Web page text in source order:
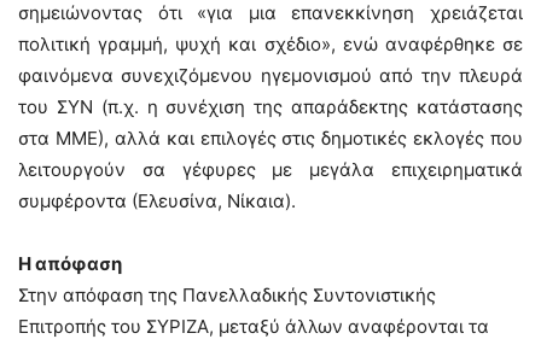
σημειώνοντας ότι «για μια επανεκκίνηση χρειάζεται
πολιτική γραμμή, ψυχή και σχέδιο», ενώ αναφέρθηκε σε
φαινόμενα συνεχιζόμενου ηγεμονισμού από την πλευρά
του ΣΥΝ (π.χ. η συνέχιση της απαράδεκτης κατάστασης
στα ΜΜΕ), αλλά και επιλογές στις δημοτικές εκλογές που
λειτουργούν σα γέφυρες με μεγάλα επιχειρηματικά
συμφέροντα (Ελευσίνα, Νίκαια).
Η απόφαση
Στην απόφαση της Πανελλαδικής Συντονιστικής
Επιτροπής του ΣΥΡΙΖΑ, μεταξύ άλλων αναφέρονται τα